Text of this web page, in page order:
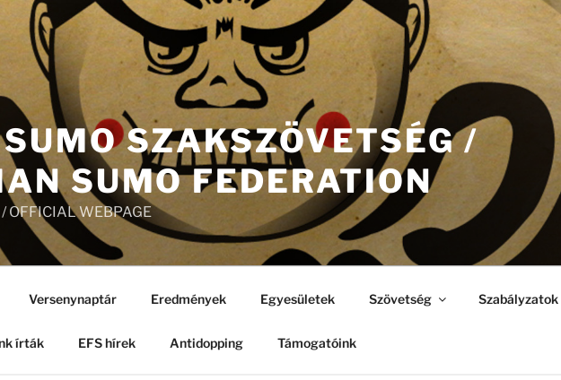
SZAKSZÖVETSÉG /
SUMO FEDERATION
OFFICIAL WEBPAGE
Versenynaptár Eredmények Egyesületek Szövetség Szabályzatok
írták EFS hírek Antidopping Támogatóink